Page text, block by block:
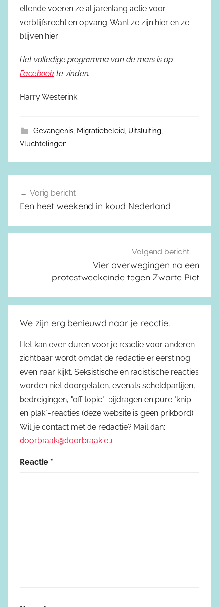
ellende voeren ze al jarenlang actie voor
verblijfsrecht en opvang. Want ze zijn hier en ze
blijven hier.
Het volledige programma van de mars is op
Facebook te vinden.
Harry Westerink
Gevangenis, Migratiebeleid, Uitsluiting,
Vluchtelingen
Berichtnavigatie
Vorig bericht
Een heet weekend in koud Nederland
Volgend bericht
Vier overwegingen na een
protestweekeinde tegen Zwarte Piet
We zijn erg benieuwd naar je reactie.
Het kan even duren voor je reactie voor anderen
zichtbaar wordt omdat de redactie er eerst nog
even naar kijkt. Seksistische en racistische reacties
worden niet doorgelaten, evenals scheldpartijen,
bedreigingen, "off topic"-bijdragen en pure "knip
en plak"-reacties (deze website is geen prikbord).
Wil je contact met de redactie? Mail dan:
doorbraak@doorbraak.eu
Reactie *